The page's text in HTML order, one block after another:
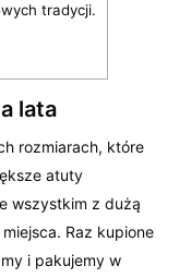
tradycji.
lata
rozmiarach, które
atuty
wszystkim z dużą
Raz kupione
i pakujemy w